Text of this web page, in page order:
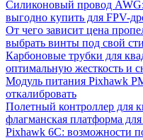
Силиконовый провод
выгодно купить для FPV-
От чего зависит цена
выбрать винты под свой
Карбоновые трубки для
оптимальную жесткость и
Модуль питания Pixhawk
откалибровать
Полетный контроллер для
флагманская платформа
Pixhawk 6C: возможности